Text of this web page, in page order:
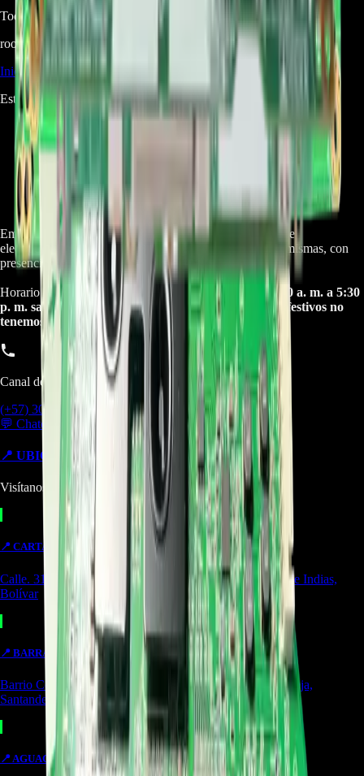
Todavía no hay preguntas respondidas. Hacé la primera.
root@ops:~#
Iniciá sesión
para dejar una reseña.
Este producto aún no tiene reseñas. Sé el primero en opinar.
Empresa especializada en electrodomésticos, repuestos de
electrodomésticos, motos electricas y repuestos para las mismas, con
presencia en toda Colombia.
Horario de atención Call Center: lunes a viernes de 8:30 a. m. a 5:30
p. m. sabados de 9:00 a. m. a 1:00 p. m. Domingos y festivos no
tenemos atencion online.
Canal de Ventas!!
(+57) 301 5739461
💬 Chatear por WhatsApp
📍 UBICACIONES Y SUCURSALES
Visítanos en cualquiera de nuestras tiendas
📍 CARTAGENA
Calle. 31 #57-106. CC Ejecutivos Local 130 Cartagena de Indias,
Bolívar
📍 BARRANCABERMEJA TIENDA
Barrio Colombia, Cl. 49 #15-66 Local 107 Barrancabermeja,
Santander
📍AGUACHICA OUTLET